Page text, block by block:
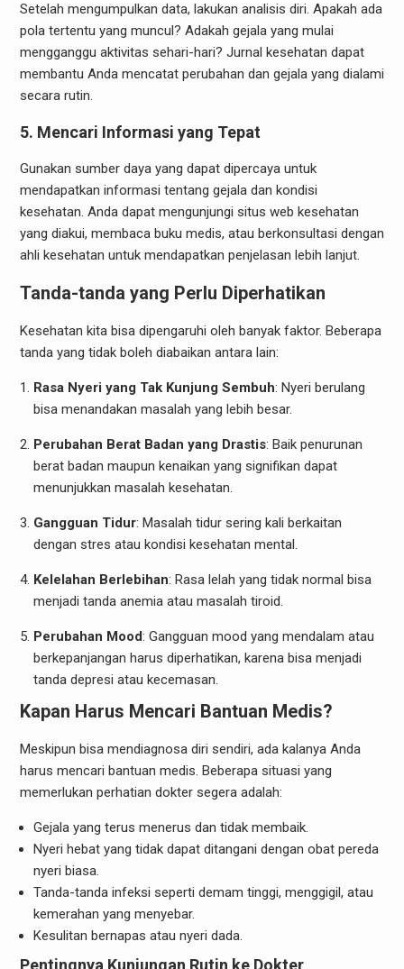
Setelah mengumpulkan data, lakukan analisis diri. Apakah ada
pola tertentu yang muncul? Adakah gejala yang mulai
mengganggu aktivitas sehari-hari? Jurnal kesehatan dapat
membantu Anda mencatat perubahan dan gejala yang dialami
secara rutin.
5. Mencari Informasi yang Tepat
Gunakan sumber daya yang dapat dipercaya untuk
mendapatkan informasi tentang gejala dan kondisi
kesehatan. Anda dapat mengunjungi situs web kesehatan
yang diakui, membaca buku medis, atau berkonsultasi dengan
ahli kesehatan untuk mendapatkan penjelasan lebih lanjut.
Tanda-tanda yang Perlu Diperhatikan
Kesehatan kita bisa dipengaruhi oleh banyak faktor. Beberapa
tanda yang tidak boleh diabaikan antara lain:
Rasa Nyeri yang Tak Kunjung Sembuh: Nyeri berulang
bisa menandakan masalah yang lebih besar.
Perubahan Berat Badan yang Drastis: Baik penurunan
berat badan maupun kenaikan yang signifikan dapat
menunjukkan masalah kesehatan.
Gangguan Tidur: Masalah tidur sering kali berkaitan
dengan stres atau kondisi kesehatan mental.
Kelelahan Berlebihan: Rasa lelah yang tidak normal bisa
menjadi tanda anemia atau masalah tiroid.
Perubahan Mood: Gangguan mood yang mendalam atau
berkepanjangan harus diperhatikan, karena bisa menjadi
tanda depresi atau kecemasan.
Kapan Harus Mencari Bantuan Medis?
Meskipun bisa mendiagnosa diri sendiri, ada kalanya Anda
harus mencari bantuan medis. Beberapa situasi yang
memerlukan perhatian dokter segera adalah:
Gejala yang terus menerus dan tidak membaik.
Nyeri hebat yang tidak dapat ditangani dengan obat pereda
nyeri biasa.
Tanda-tanda infeksi seperti demam tinggi, menggigil, atau
kemerahan yang menyebar.
Kesulitan bernapas atau nyeri dada.
Pentingnya Kunjungan Rutin ke Dokter